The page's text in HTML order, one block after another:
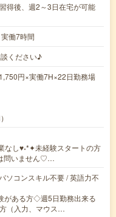
後、週2～3日在宅が可能
働7時間
ください♪
円×実働7H×22日勤務場
し♥˖*✦未経験スタートの方
問いません♡…
ソコンスキル不要 / 英語力不
ある方◇週5日勤務出来る
（入力、マウス…